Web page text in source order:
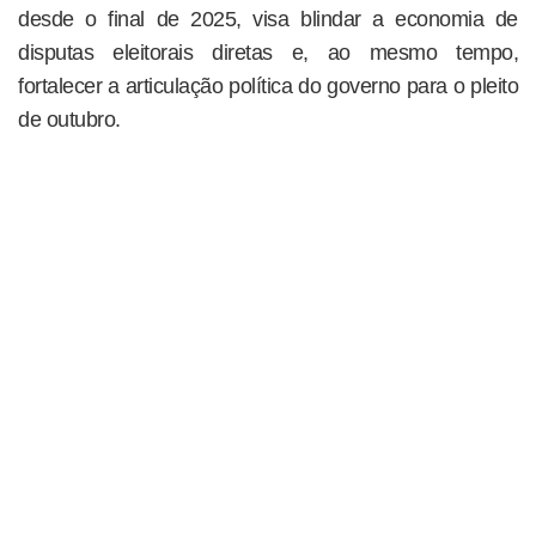
desde o final de 2025, visa blindar a economia de
disputas eleitorais diretas e, ao mesmo tempo,
fortalecer a articulação política do governo para o pleito
de outubro.